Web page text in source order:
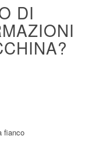
DI
fianco